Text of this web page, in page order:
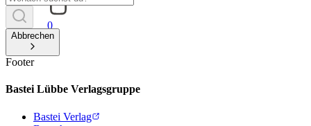
0
Abbrechen
Footer
Bastei Lübbe Verlagsgruppe
Bastei Verlag